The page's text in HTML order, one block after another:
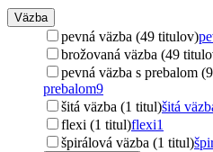
Väzba
pevná väzba (49 titulov)
brožovaná väzba (49
pevná väzba s prebalom
prebalom9
šitá väzba (1 titul)šitá
flexi (1 titul)flexi1
špirálová väzba (1 titul)